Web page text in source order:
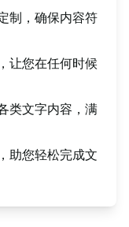
制，确保内容符
让您在任何时候
类文字内容，满
助您轻松完成文